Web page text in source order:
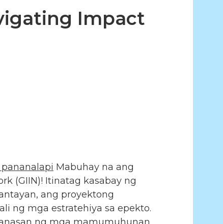
Impact
Mabuhay na ang
(GIIN)! Itinatag kasabay ng
ang proyektong
ng mga estratehiya sa epekto.